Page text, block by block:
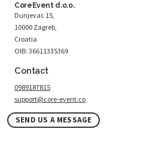
CoreEvent d.o.o.
Dunjevac 15,
10000 Zagreb,
Croatia
OIB: 36611335369
Contact
0989187815
support@core-event.co
SEND US A MESSAGE